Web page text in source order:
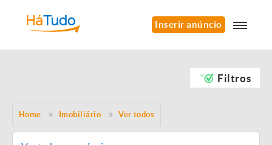
Inserir anúncio
Filtros
Home Imobiliário Ver todos